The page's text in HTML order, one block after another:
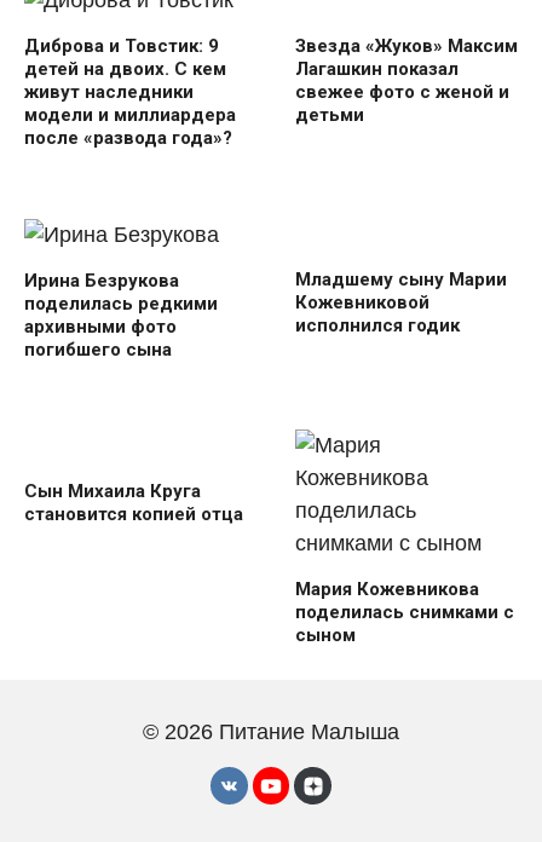
Диброва и Товстик: 9
детей на двоих. С кем
живут наследники
модели и миллиардера
после «развода года»?
Звезда «Жуков» Максим
Лагашкин показал
свежее фото с женой и
детьми
Ирина Безрукова
поделилась редкими
архивными фото
погибшего сына
Младшему сыну Марии
Кожевниковой
исполнился годик
Сын Михаила Круга
становится копией отца
Мария Кожевникова
поделилась снимками с
сыном
© 2026 Питание Малыша